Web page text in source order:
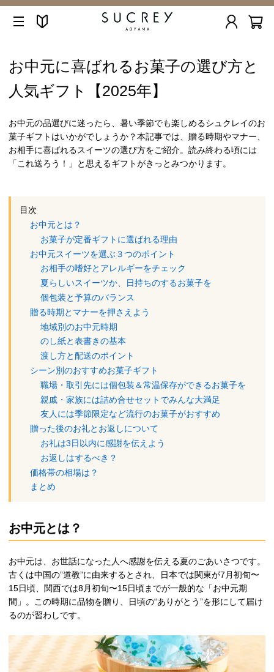
お中元に喜ばれるお菓子の選び方と
人気ギフト【2025年】
お中元の品選びに迷ったら、暑い季節でも楽しめるシュクレイのお
菓子ギフトはいかがでしょうか？本記事では、贈る時期やマナー、
お相手に喜ばれるスイーツの選び方をご紹介。読み終わる頃には
「これ送ろう！」と思えるギフトがきっとみつかります。
目次
お中元とは？
お菓子が定番ギフトに選ばれる理由
お中元スイーツを選ぶ３つのポイント
お相手の嗜好とアレルギーをチェック
夏らしいスイーツか、日持ちのするお菓子を
個包装と予算のバランス
贈る時期とマナーを押さえよう
地域別のお中元時期
のし紙と表書きの基本
渡し方と配送のポイント
シーン別のおすすめお菓子ギフト
職場・取引先には個包装＆常温保存ができるお菓子を
親戚・家族には詰め合せセットでみんな大満足
友人には季節限定など流行のお菓子がおすすめ
贈った後のお礼とお返しについて
お礼は3日以内に感謝を伝えよう
お返しはするべき？
価格帯の相場は？
まとめ
お中元とは？
お中元は、お世話になった人へ感謝を伝える夏のごあいさつです。
古くは中国の”道教”に由来するとされ、日本では関東が7月初旬〜
15日頃、関西では8月初旬〜15日頃までが一般的な「お中元期
間」。この時期に品物を贈り、日頃の“ありがとう”を形にして届け
るのが習わしです。